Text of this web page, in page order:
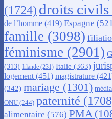
(1724) droits civils
de l’homme (419) Espagne
famille (3098)
féminisme (2901)
(313) Irlande (231) Italie (363)
logement (451) magistrature
(342) mariage (1301)
ONU (244) paternité
alimentaire (576) PMA